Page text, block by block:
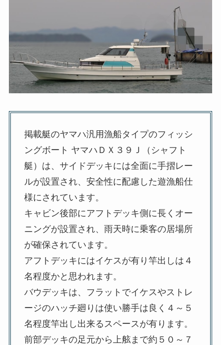
掲載艇のヤマハ汎用漁船タイプのフィッシ
ングボート ヤマハＤＸ３９Ｊ（シャフト
艇）は、サイドデッキには全面に手摺レー
ルが設置され、安全性に配慮した遊漁船仕
様にされています。
キャビン後部にアフトデッキ側に長くオー
ニングが設置され、雨天時に乗客の居場所
が確保されています。
アフトデッキにはイケスが有り竿出しは４
名程度かと思われます。
バウデッキは、フラットでイケスやストレ
ージのハッチ廻りは使い勝手は良く４～５
名程度竿出し出来るスペースが有ります。
前部デッキの足元から上舷まで約５０～７